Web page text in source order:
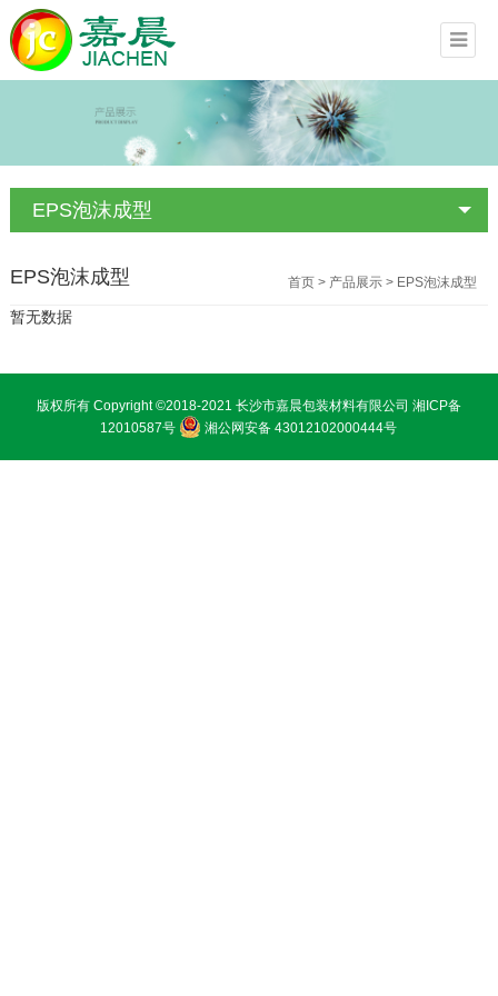
EPS泡沫成型
EPS泡沫成型 首页 > 产品展示 > EPS泡沫成型
暂无数据
版权所有 Copyright ©2018-2021 长沙市嘉晨包装材料有限公司 湘ICP备
12010587号
湘公网安备 43012102000444号